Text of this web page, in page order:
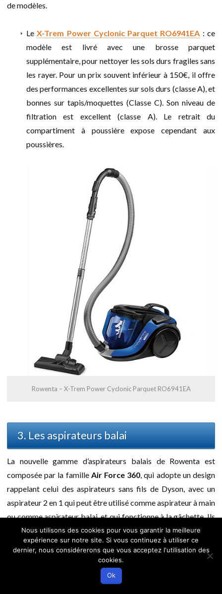
de modèles.
LeX-Trem Power Cyclonic Parquet RO6941EA : ce
modèle est livré avec une brosse parquet
supplémentaire, pour nettoyer les sols durs fragiles sans
les rayer. Pour un prix souvent inférieur à 150€, il offre
des performances excellentes sur sols durs (classe A), et
bonnes sur tapis/moquettes (Classe C). Son niveau de
filtration est excellent (classe A). Le retrait du
compartiment à poussière expose cependant aux
poussières.
Rowenta – X-Trem Power Cyclonic Parquet RO6941EA
3. Les aspirateurs balai
La nouvelle gamme d’aspirateurs balais de Rowenta est
composée par la famille Air Force 360, qui adopte un design
rappelant celui des aspirateurs sans fils de Dyson, avec un
aspirateur 2 en 1 qui peut être utilisé comme aspirateur à main
ou comme aspirateur balai, et qui fonctionne à la gâchette. Ils
fonctionnent avec des batteries Li-ion 21.9V, ont une
autonomie de l’ordre de 30 minutes, et une capacité de 0.4L.
On peut aussi encore trouver les anciennes générations des
Air Force Extreme, qui ont une apparence plus classique :
Nous utilisons des cookies pour vous garantir la meilleure
expérience sur notre site. Si vous continuez à utiliser ce
dernier, nous considérerons que vous acceptez l'utilisation des
cookies.
Ok